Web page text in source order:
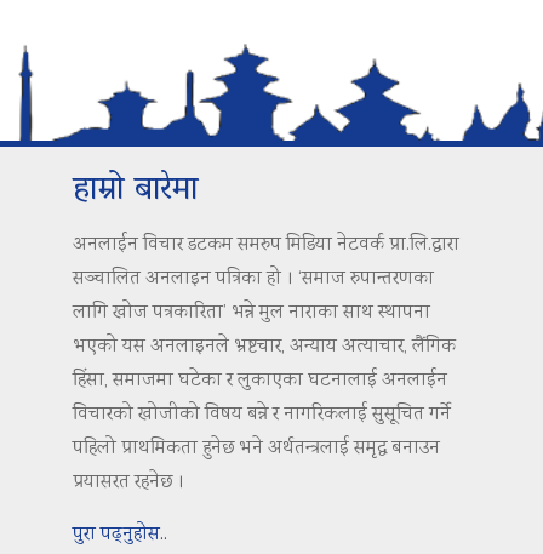
हाम्रो बारेमा
अनलाईन विचार डटकम समरुप मिडिया नेटवर्क प्रा.लि.द्वारा
सञ्चालित अनलाइन पत्रिका हो । ‘समाज रुपान्तरणका
लागि खोज पत्रकारिता’ भन्ने मुल नाराका साथ स्थापना
भएको यस अनलाइनले भ्रष्टचार, अन्याय अत्याचार, लैंगिक
हिंसा, समाजमा घटेका र लुकाएका घटनालाई अनलाईन
विचारको खोजीको विषय बन्ने र नागरिकलाई सुसूचित गर्ने
पहिलो प्राथमिकता हुनेछ भने अर्थतन्त्रलाई समृद्ध बनाउन
प्रयासरत रहनेछ ।
पुरा पढ्नुहोस..